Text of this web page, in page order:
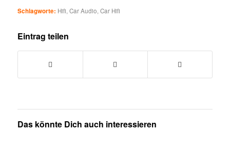
Schlagworte: Hifi, Car Audio, Car Hifi
Eintrag teilen
Das könnte Dich auch interessieren